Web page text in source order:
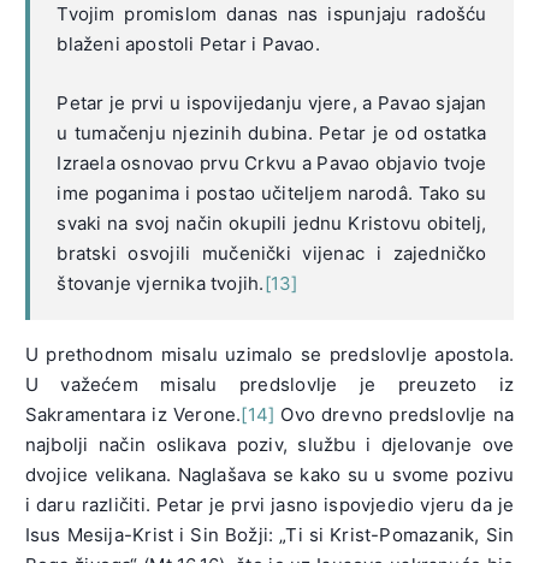
Tvojim promislom danas nas ispunjaju radošću
blaženi apostoli Petar i Pavao.
Petar je prvi u ispovijedanju vjere, a Pavao sjajan
u tumačenju njezinih dubina. Petar je od ostatka
Izraela osnovao prvu Crkvu a Pavao objavio tvoje
ime poganima i postao učiteljem narodâ. Tako su
svaki na svoj način okupili jednu Kristovu obitelj,
bratski osvojili mučenički vijenac i zajedničko
štovanje vjernika tvojih.[13]
U prethodnom misalu uzimalo se predslovlje apostola.
U važećem misalu predslovlje je preuzeto iz
Sakramentara iz Verone.[14] Ovo drevno predslovlje na
najbolji način oslikava poziv, službu i djelovanje ove
dvojice velikana. Naglašava se kako su u svome pozivu
i daru različiti. Petar je prvi jasno ispovjedio vjeru da je
Isus Mesija-Krist i Sin Božji: „Ti si Krist-Pomazanik, Sin